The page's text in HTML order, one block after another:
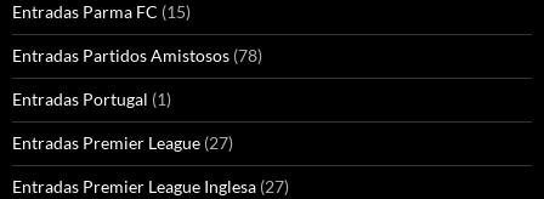
Entradas Parma FC (15)
Entradas Partidos Amistosos (78)
Entradas Portugal (1)
Entradas Premier League (27)
Entradas Premier League Inglesa (27)